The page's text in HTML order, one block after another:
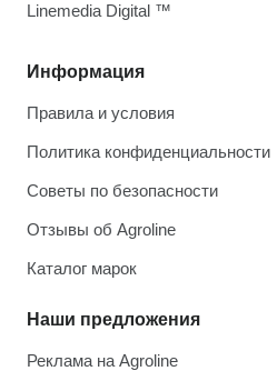
Информация
Правила и условия
Политика конфиденциальности
Советы по безопасности
Отзывы об Agroline
Каталог марок
Наши предложения
Реклама на Agroline
Linemedia Digital ™